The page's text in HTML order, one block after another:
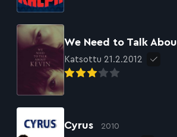
We Need to Talk
Katsottu 21.2.2012
Cyrus 2010